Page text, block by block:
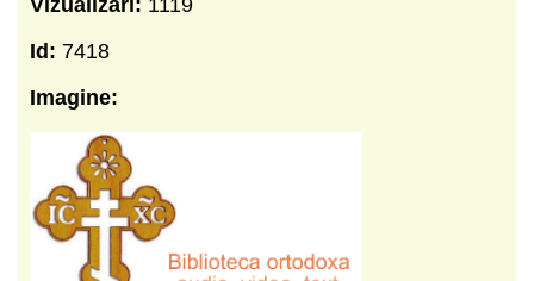
Id: 7418
Imagine: